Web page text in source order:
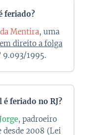
feriado?
Mentira, uma
direito a folga
9.093/1995.
é feriado no RJ?
, padroeiro
desde 2008 (Lei